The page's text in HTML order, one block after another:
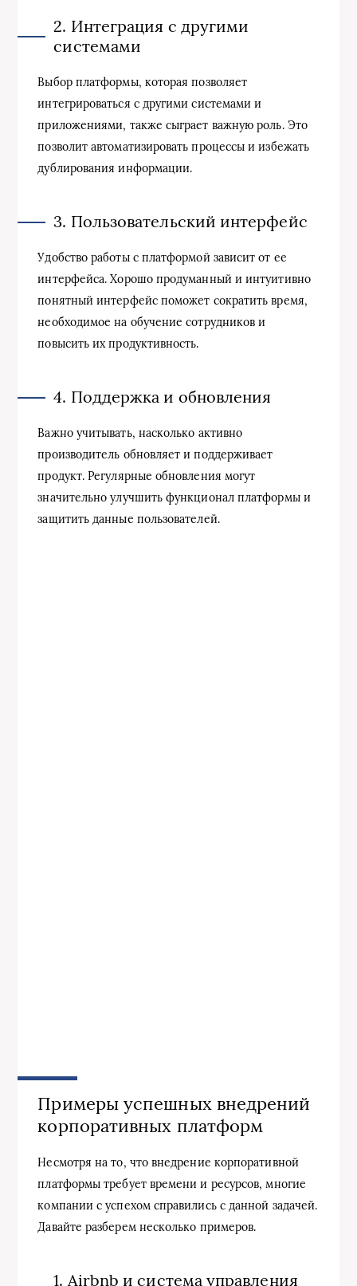
2. Интеграция с другими
системами
Выбор платформы, которая позволяет
интегрироваться с другими системами и
приложениями, также сыграет важную роль. Это
позволит автоматизировать процессы и избежать
дублирования информации.
3. Пользовательский интерфейс
Удобство работы с платформой зависит от ее
интерфейса. Хорошо продуманный и интуитивно
понятный интерфейс поможет сократить время,
необходимое на обучение сотрудников и
повысить их продуктивность.
4. Поддержка и обновления
Важно учитывать, насколько активно
производитель обновляет и поддерживает
продукт. Регулярные обновления могут
значительно улучшить функционал платформы и
защитить данные пользователей.
Примеры успешных внедрений
корпоративных платформ
Несмотря на то, что внедрение корпоративной
платформы требует времени и ресурсов, многие
компании с успехом справились с данной задачей.
Давайте разберем несколько примеров.
1. Airbnb и система управления